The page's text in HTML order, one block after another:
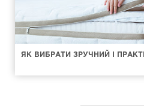
ЯК ВИБРАТИ ЗРУЧНИЙ І